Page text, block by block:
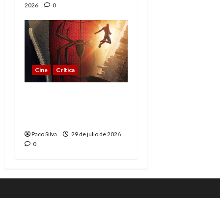
2026
0
Cine Crítica
Paco Silva
29 de julio de 2026
0